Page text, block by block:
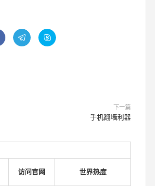
 
下一篇
手机翻墙利器
访问官网 世界热度